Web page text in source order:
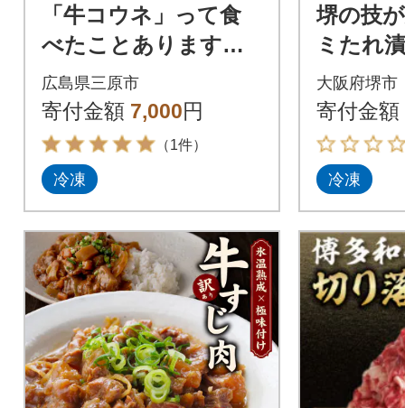
「牛コウネ」って食
べたことありますか?
【希少部位】牛コウネ
約200g [028-021]
広島県三原市
寄付金額 7,000円
（1件）
冷凍
堺の技
ミたれ
大阪府堺市
寄付金額
冷凍